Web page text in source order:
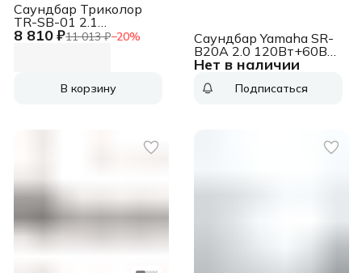
8 810 ₽11 013 ₽−20%
Саундбар Триколор
TR-SB-01 2.1
80Вт+40Вт черный
В корзину
Нет в наличии
Саундбар Yamaha SR-
B20A 2.0 120Вт+60Вт
черный
Подписаться